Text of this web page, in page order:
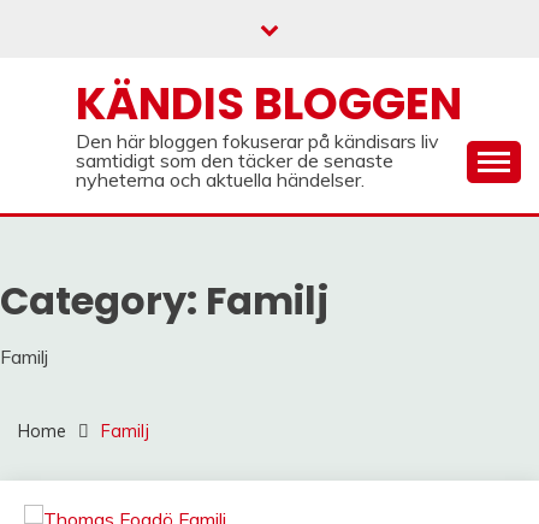
KÄNDIS BLOGGEN
Den här bloggen fokuserar på kändisars liv
samtidigt som den täcker de senaste
nyheterna och aktuella händelser.
Category: Familj
Familj
Home Familj